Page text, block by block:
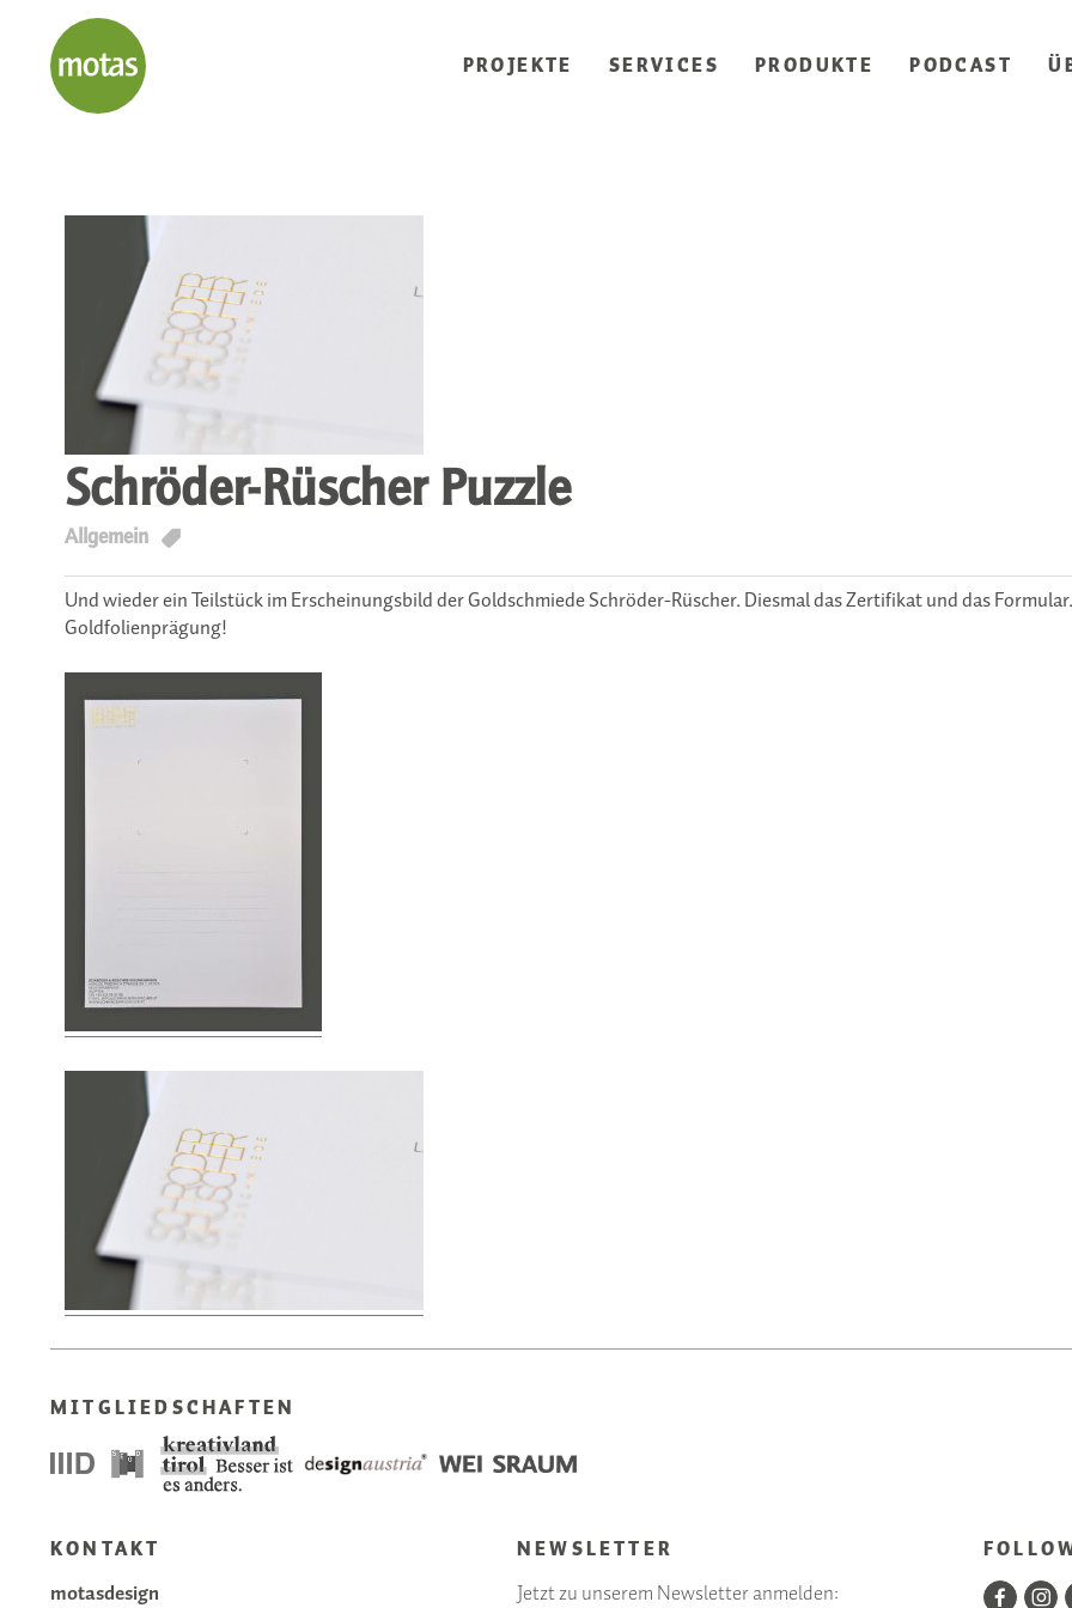
PROJEKTE SERVICES PRODUKTE PODCAST
Schröder-Rüscher Puzzle
Allgemein T
Und wieder ein Teilstück im Erscheinungsbild der Goldschmiede Schröder-Rüscher. Diesmal das Zertifikat und das
Goldfolienprägung!
MITGLIEDSCHAFTEN
KONTAKT
motasdesign
NEWSLETTER
Jetzt zu unserem Newsletter anmelden: